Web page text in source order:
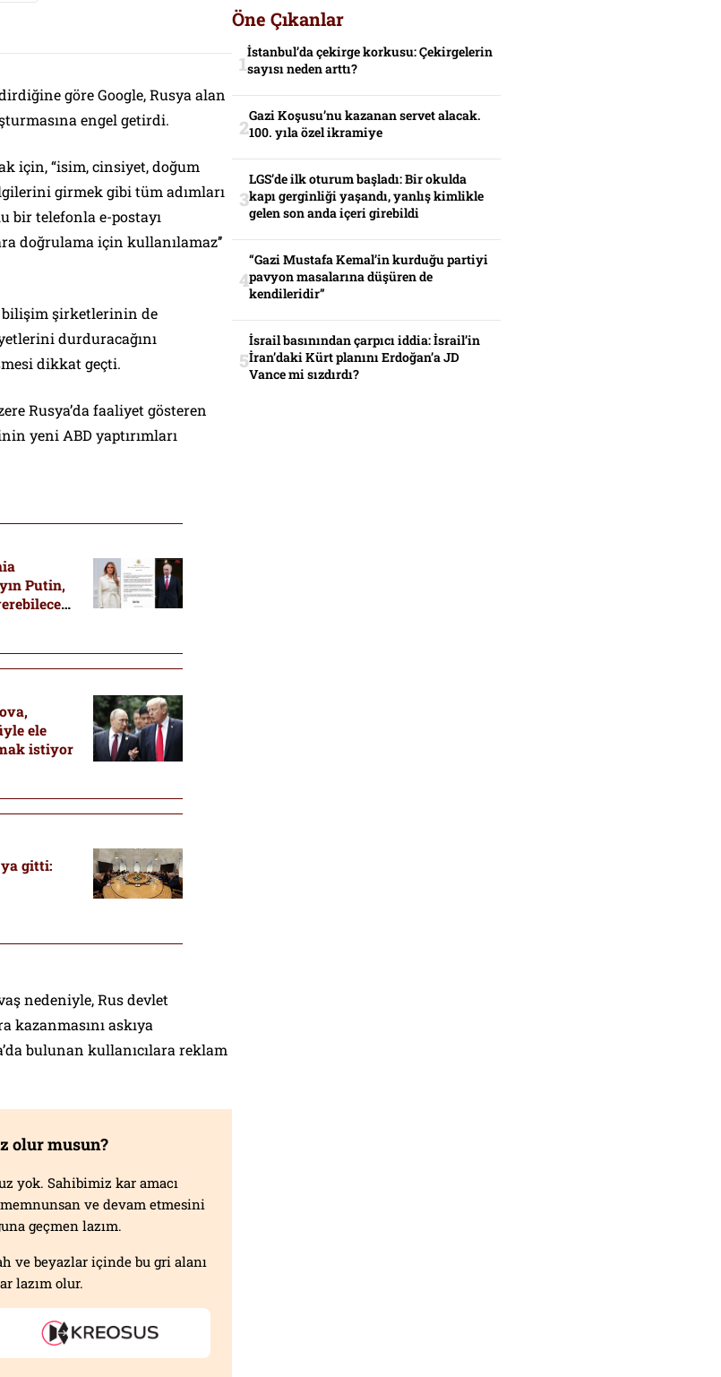
göre Google, Rusya alan
engel getirdi.
için, “isim, cinsiyet, doğum
girmek gibi tüm adımları
bir telefonla e-postayı
doğrulama için kullanılamaz’’
bilişim şirketlerinin de
durduracağını
dikkat geçti.
Rusya’da faaliyet gösteren
yeni ABD yaptırımları
Putin,
ele
istiyor
gitti:
nedeniyle, Rus devlet
kazanmasını askıya
bulunan kullanıcılara reklam
olur musun?
yok. Sahibimiz kar amacı
ve devam etmesini
geçmen lazım.
ve beyazlar içinde bu gri alanı
lazım olur.
Öne Çıkanlar
İstanbul’da çekirge korkusu: Çekirgelerin
sayısı neden arttı?
Gazi Koşusu’nu kazanan servet alacak.
100. yıla özel ikramiye
LGS’de ilk oturum başladı: Bir okulda
kapı gerginliği yaşandı, yanlış kimlikle
gelen son anda içeri girebildi
“Gazi Mustafa Kemal’in kurduğu partiyi
pavyon masalarına düşüren de
kendileridir”
İsrail basınından çarpıcı iddia: İsrail’in
İran’daki Kürt planını Erdoğan’a JD
Vance mi sızdırdı?